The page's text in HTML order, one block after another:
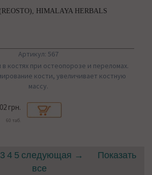
HIMALAYA HERBALS
Артикул: 567
костях при остеопорозе и переломах.
кости, увеличивает костную
массу.
грн.
60 таб.
3 4 5 следующая →
Показать
все